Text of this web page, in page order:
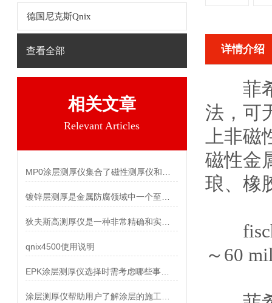
德国尼克斯Qnix
查看全部
相关文章
Relevant Articles
qnix4500使用说明
详情介绍
菲
法，可
上非磁
磁性金
琅、橡
～60